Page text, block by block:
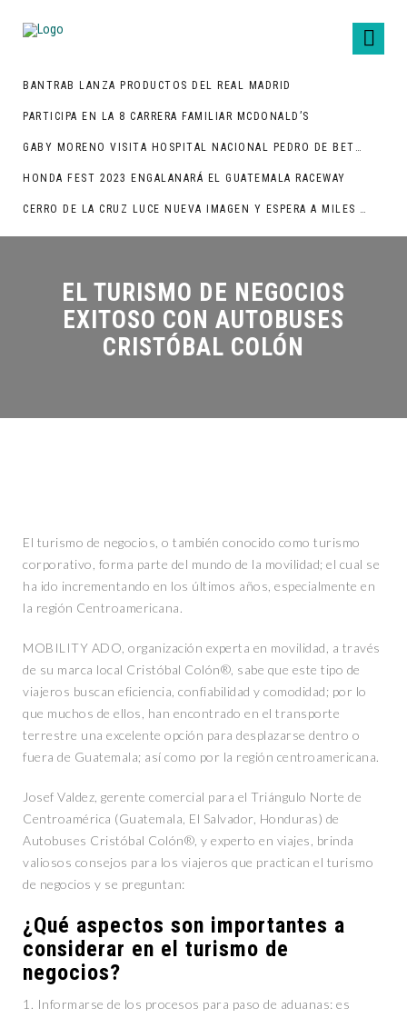
BANTRAB LANZA PRODUCTOS DEL REAL MADRID
PARTICIPA EN LA 8 CARRERA FAMILIAR MCDONALD’S
GABY MORENO VISITA HOSPITAL NACIONAL PEDRO DE BETHANCOURT
HONDA FEST 2023 ENGALANARÁ EL GUATEMALA RACEWAY
CERRO DE LA CRUZ LUCE NUEVA IMAGEN Y ESPERA A MILES DE TURISTAS
EL TURISMO DE NEGOCIOS
EXITOSO CON AUTOBUSES
CRISTÓBAL COLÓN
El turismo de negocios, o también conocido como turismo
corporativo, forma parte del mundo de la movilidad; el cual se
ha ido incrementando en los últimos años, especialmente en
la región Centroamericana.
MOBILITY ADO, organización experta en movilidad, a través
de su marca local Cristóbal Colón®, sabe que este tipo de
viajeros buscan eficiencia, confiabilidad y comodidad; por lo
que muchos de ellos, han encontrado en el transporte
terrestre una excelente opción para desplazarse dentro o
fuera de Guatemala; así como por la región centroamericana.
Josef Valdez, gerente comercial para el Triángulo Norte de
Centroamérica (Guatemala, El Salvador, Honduras) de
Autobuses Cristóbal Colón®, y experto en viajes, brinda
valiosos consejos para los viajeros que practican el turismo
de negocios y se preguntan:
¿Qué aspectos son importantes a
considerar en el turismo de
negocios?
1. Informarse de los procesos para paso de aduanas: es